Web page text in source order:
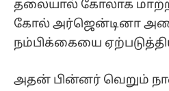
தலையால் கோலாக
கோல் அர்ஜென்டினா
நம்பிக்கையை
அதன் பின்னர் வெறும்